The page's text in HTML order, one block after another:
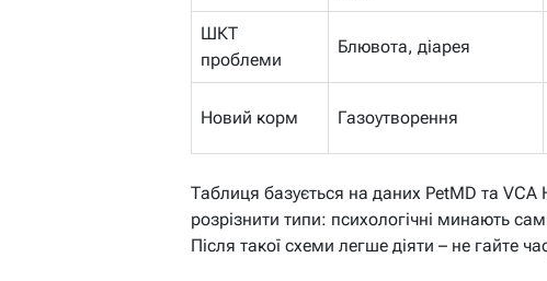
ШКТ
проблеми
Блювота, діарея
Новий корм Газоутворення
Таблиця базується на даних PetMD та
розрізнити типи: психологічні минають
Після такої схеми легше діяти – не гайте